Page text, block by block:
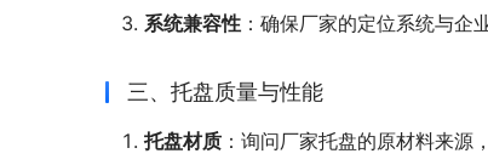
系统兼容性 ：确保厂家的定位系统与企
三、托盘质量与性能
托盘材质 ：询问厂家托盘的原材料来源